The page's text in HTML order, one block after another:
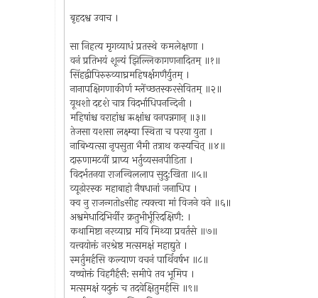
बृहदश्व उवाच ।
सा निहत्य मृगव्याधं प्रतस्थे कमलेक्षणा ।
वनं प्रतिभयं शून्यं झिल्लिकागणनादितम् ॥१॥
सिंहद्वीपिरुरुव्याघ्रमहिषर्क्षगणैर्युतम् ।
नानापक्षिगणाकीर्ण म्लेंच्छतस्करसेवितम् ॥२॥
यूथशो ददृशे चात्र विदर्भाधिपनन्दिनी ।
महिषांश्च वराहांश्च ऋक्षांश्च वनपन्नगान् ॥३॥
तेजसा यशसा लक्ष्म्या स्थिता च परया युता ।
नाबिभ्यत्सा नृपसुता भैमी तत्राथ कस्यचित् ॥४॥
दारुणामटवीं प्राप्य भर्तुव्यसनपीडिता ।
विदर्भतनया राजन्विललाप सुदु:खिता ॥५॥
व्यूढोरस्क महाबाहो नैषधानां जनाधिप ।
क्व नु राजन्गतोsसीह त्यक्त्वा मां विजने वने ॥६॥
अश्वमेधादिभिर्वीर क्रतुभीर्भूरिदक्षिणै: ।
कथामिष्टा नरव्याघ्र मयि मिथ्या प्रवर्तसे ॥७॥
यत्त्वयोक्तं नरश्रेष्ठ मत्समक्षं महाद्युते ।
स्मर्तुमर्हसि कल्याण वचनं पार्थिवर्षभ ॥८॥
यच्चोक्तं विहगैर्हसै: समीपे तव भूमिप ।
मत्समक्षं यदुक्तं च तदवेक्षितुमर्हसि ॥९॥